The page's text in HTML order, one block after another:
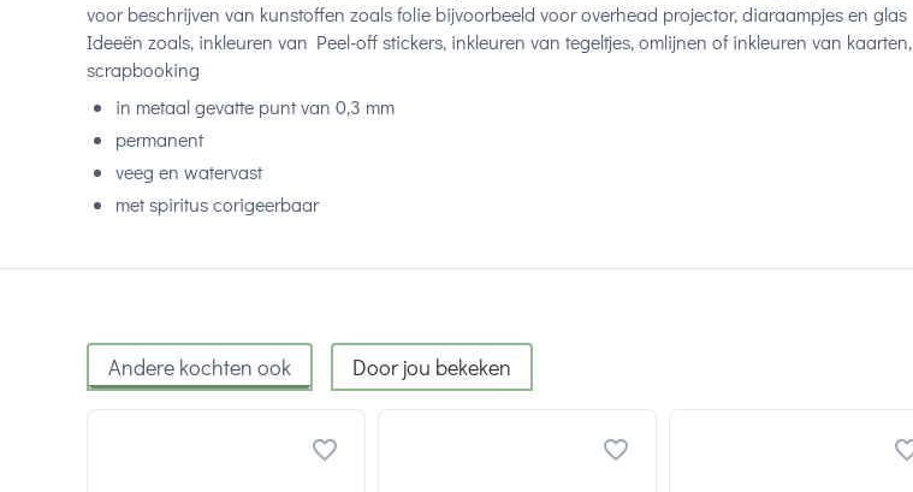
voor beschrijven van kunstoffen zoals folie bijvoorbeeld voor overhead projector, diaraampjes en glas
Ideeën zoals, inkleuren van Peel-off stickers, inkleuren van tegeltjes, omlijnen of inkleuren van kaarten,
scrapbooking
in metaal gevatte punt van 0,3 mm
permanent
veeg en watervast
met spiritus corigeerbaar
Andere kochten ook Door jou bekeken